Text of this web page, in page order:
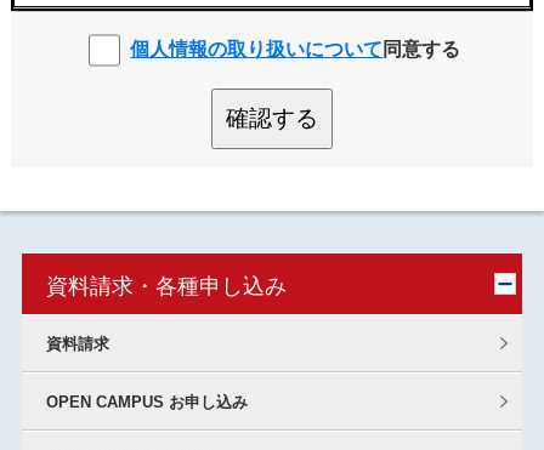
個人情報の取り扱いについて 同意する
確認する
資料請求・各種申し込み
資料請求
OPEN CAMPUS お申し込み